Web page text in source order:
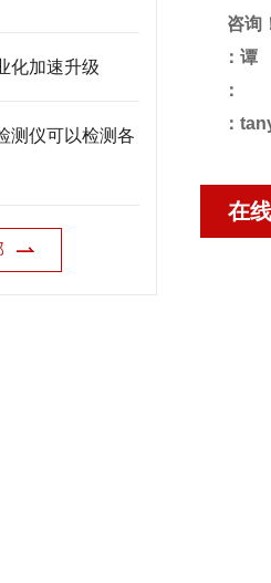
化加速升级
测仪可以检测各
咨询
：谭
：
：
在